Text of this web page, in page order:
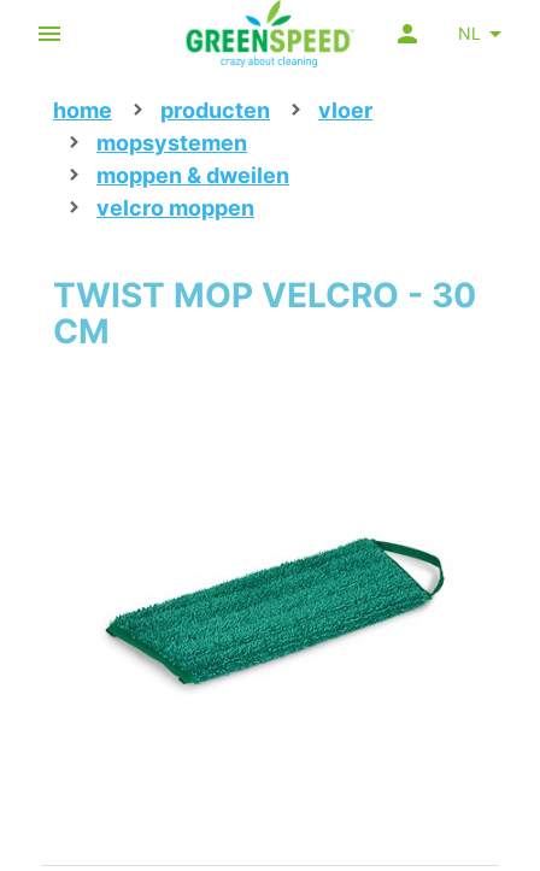
NL
home producten
vloer
mopsystemen
moppen & dweilen
velcro moppen
TWIST MOP VELCRO - 30
CM